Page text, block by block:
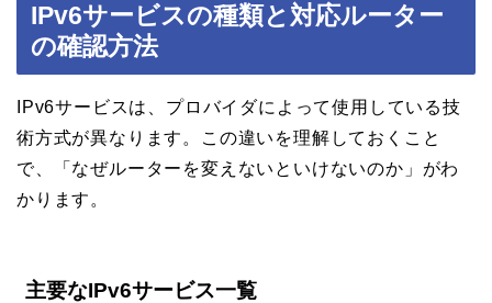
IPv6サービスの種類と対応ルーター
の確認方法
IPv6サービスは、プロバイダによって使用している技
術方式が異なります。この違いを理解しておくこと
で、「なぜルーターを変えないといけないのか」がわ
かります。
主要なIPv6サービス一覧